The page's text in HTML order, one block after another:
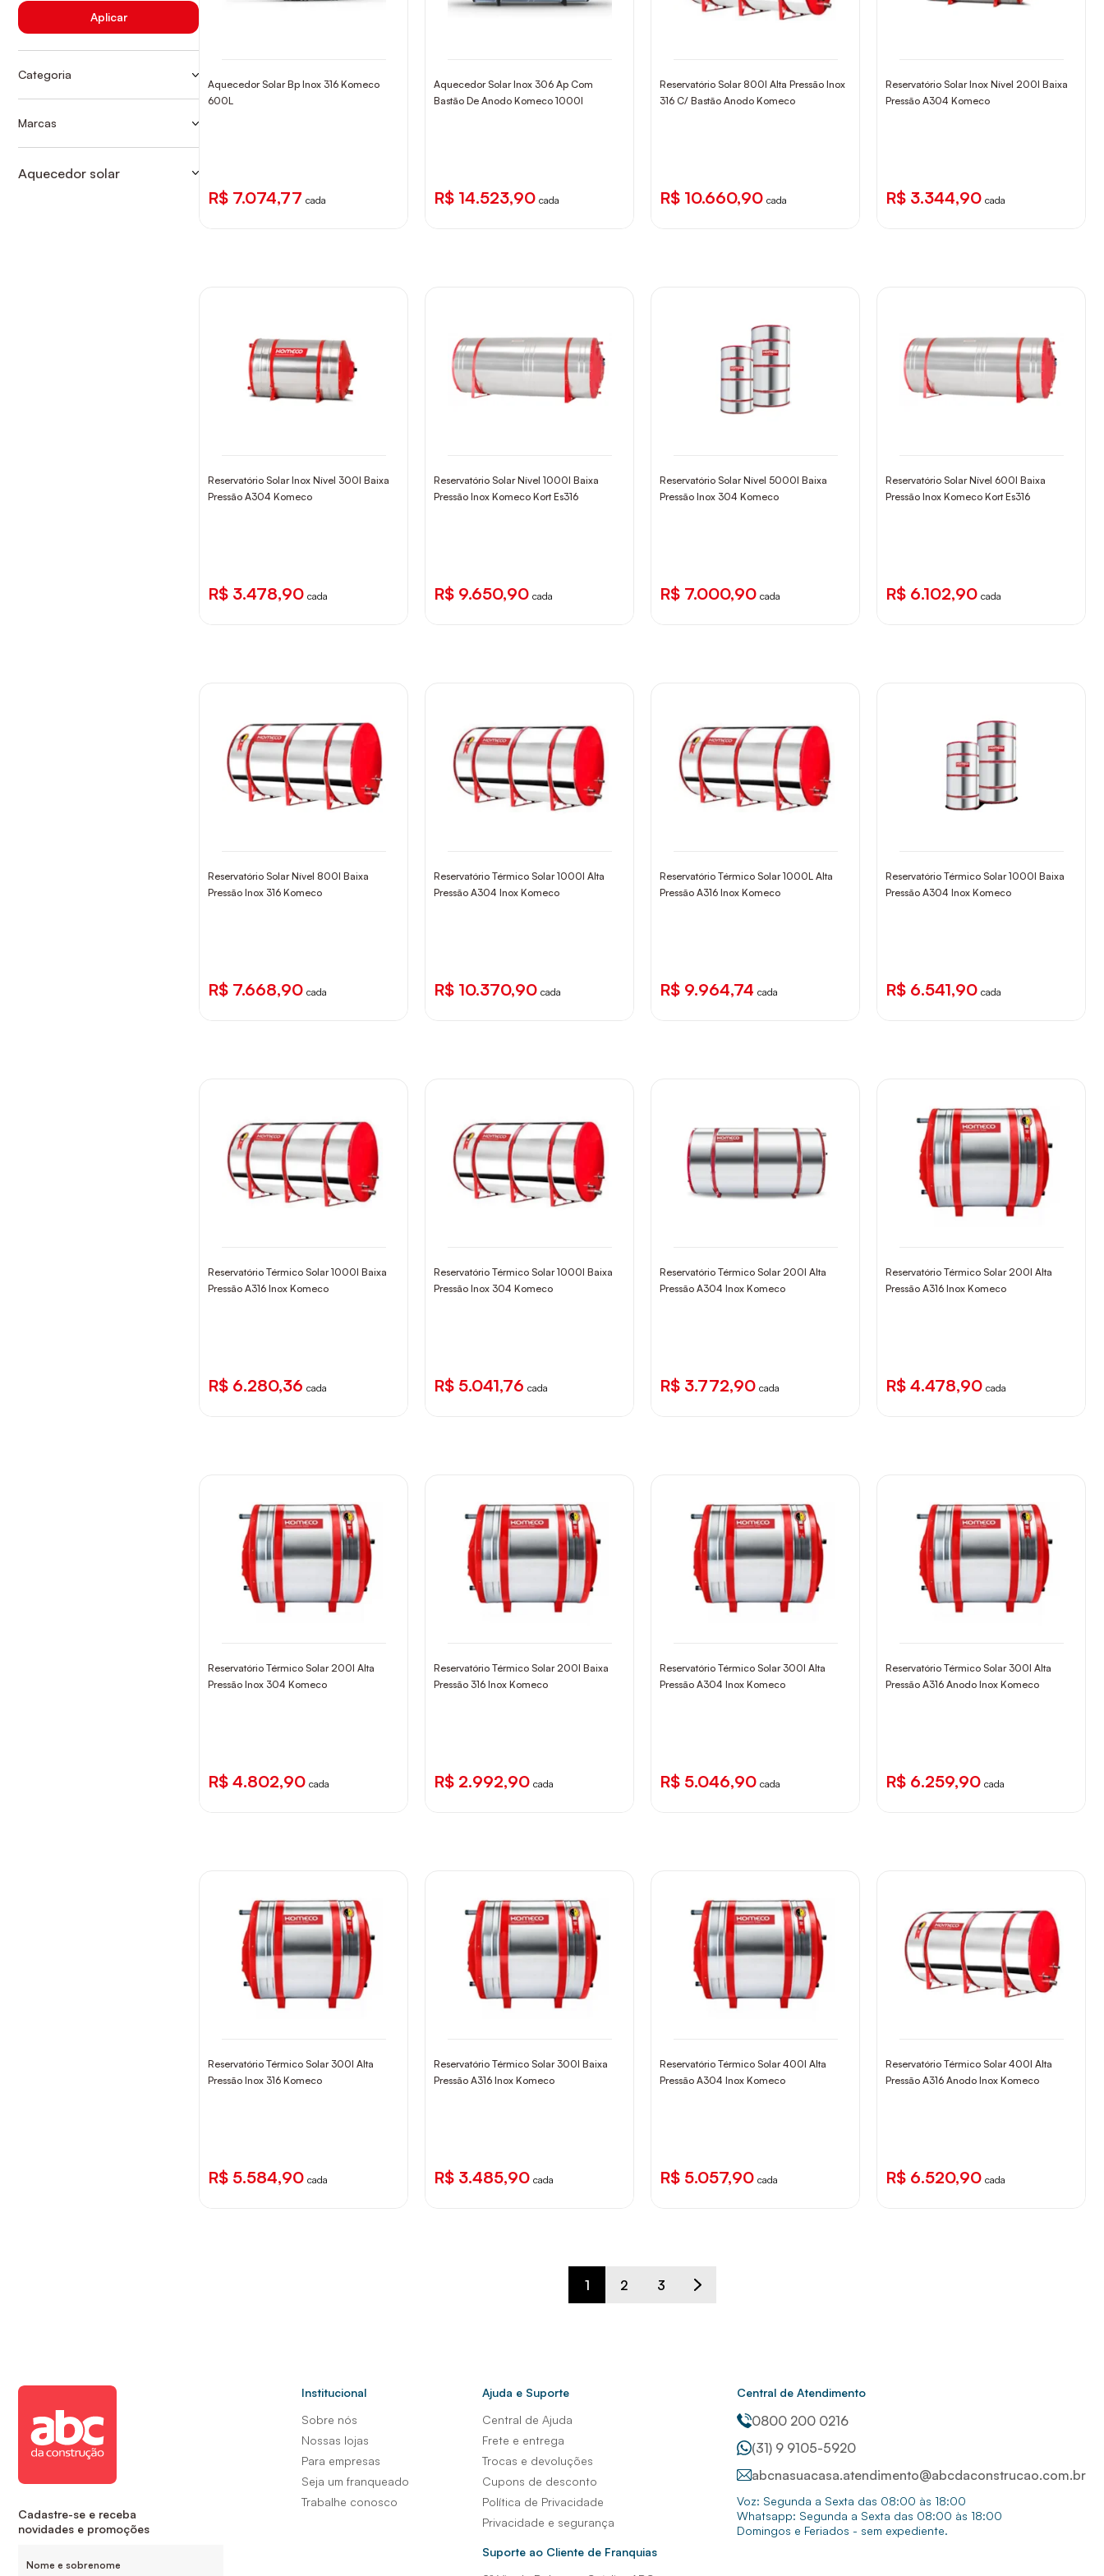
Aplicar
Categoria
Marcas
Aquecedor solar
Aquecedor Solar Bp Inox 316 Komeco
600L
R$ 7.074,77 cada
Aquecedor Solar Inox 306 Ap Com
Bastão De Anodo Komeco 1000l
R$ 14.523,90 cada
Reservatório Solar 800l Alta Pressão Inox
316 C/ Bastão Anodo Komeco
R$ 10.660,90 cada
Reservatório Solar Inox Nível 200l Baixa
Pressão A304 Komeco
R$ 3.344,90 cada
Reservatório Solar Inox Nível 300l Baixa
Pressão A304 Komeco
R$ 3.478,90 cada
Reservatório Solar Nível 1000l Baixa
Pressão Inox Komeco Kort Es316
R$ 9.650,90 cada
Reservatório Solar Nível 5000l Baixa
Pressão Inox 304 Komeco
R$ 7.000,90 cada
Reservatório Solar Nível 600l Baixa
Pressão Inox Komeco Kort Es316
R$ 6.102,90 cada
Reservatório Solar Nível 800l Baixa
Pressão Inox 316 Komeco
R$ 7.668,90 cada
Reservatório Térmico Solar 1000l Alta
Pressão A304 Inox Komeco
R$ 10.370,90 cada
Reservatório Térmico Solar 1000L Alta
Pressão A316 Inox Komeco
R$ 9.964,74 cada
Reservatório Térmico Solar 1000l Baixa
Pressão A304 Inox Komeco
R$ 6.541,90 cada
Reservatório Térmico Solar 1000l Baixa
Pressão A316 Inox Komeco
R$ 6.280,36 cada
Reservatório Térmico Solar 1000l Baixa
Pressão Inox 304 Komeco
R$ 5.041,76 cada
Reservatório Térmico Solar 200l Alta
Pressão A304 Inox Komeco
R$ 3.772,90 cada
Reservatório Térmico Solar 200l Alta
Pressão A316 Inox Komeco
R$ 4.478,90 cada
Reservatório Térmico Solar 200l Alta
Pressão Inox 304 Komeco
R$ 4.802,90 cada
Reservatório Térmico Solar 200l Baixa
Pressão 316 Inox Komeco
R$ 2.992,90 cada
Reservatório Térmico Solar 300l Alta
Pressão A304 Inox Komeco
R$ 5.046,90 cada
Reservatório Térmico Solar 300l Alta
Pressão A316 Anodo Inox Komeco
R$ 6.259,90 cada
Reservatório Térmico Solar 300l Alta
Pressão Inox 316 Komeco
R$ 5.584,90 cada
Reservatório Térmico Solar 300l Baixa
Pressão A316 Inox Komeco
R$ 3.485,90 cada
Reservatório Térmico Solar 400l Alta
Pressão A304 Inox Komeco
R$ 5.057,90 cada
Reservatório Térmico Solar 400l Alta
Pressão A316 Anodo Inox Komeco
R$ 6.520,90 cada
1 2 3
Cadastre-se e receba
novidades e promoções
Institucional
Sobre nós
Nossas lojas
Para empresas
Seja um franqueado
Trabalhe conosco
Ajuda e Suporte
Central de Ajuda
Frete e entrega
Trocas e devoluções
Cupons de desconto
Política de Privacidade
Privacidade e segurança
Suporte ao Cliente de Franquias
Central de Atendimento
0800 200 0216
(31) 9 9105-5920
abcnasuacasa.atendimento@abcdaconstrucao.com.br
Voz: Segunda a Sexta das 08:00 às 18:00
Whatsapp: Segunda a Sexta das 08:00 às 18:00
Domingos e Feriados - sem expediente.